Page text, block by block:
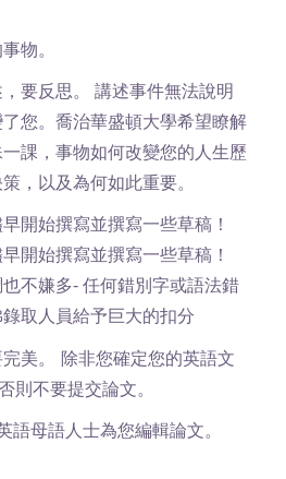
物。
要反思。 講述事件無法說明
您。喬治華盛頓大學希望瞭解
課，事物如何改變您的人生歷
，以及為何如此重要。
開始撰寫並撰寫一些草稿！
開始撰寫並撰寫一些草稿！
不嫌多- 任何錯別字或語法錯
取人員給予巨大的扣分
美。
除非您確定您的英語文
則不要提交論文。
語母語人士為您編輯論文。